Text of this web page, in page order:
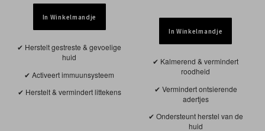
In Winkelmandje
Herstelt gestreste & gevoelige
huid
Activeert immuunsysteem
Herstelt & vermindert littekens
In Winkelmandje
Kalmerend & vermindert
roodheid
Vermindert ontsierende
adertjes
Ondersteunt herstel van de
huid